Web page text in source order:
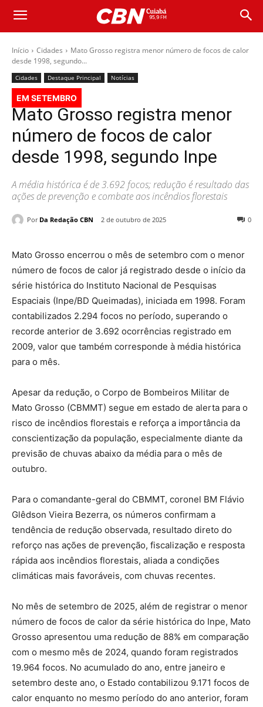
Início Cidades
Mato Grosso registra menor número de focos de calor
desde 1998, segundo...
Cidades Destaque Principal Notícias
EM SETEMBRO
Mato Grosso registra menor
número de focos de calor
desde 1998, segundo Inpe
A média histórica é de 3.692 focos; redução é resultado das
ações de prevenção e combate aos incêndios florestais
Por Da Redação CBN 2 de outubro de 2025 0
Mato Grosso encerrou o mês de setembro com o menor
número de focos de calor já registrado desde o início da
série histórica do Instituto Nacional de Pesquisas
Espaciais (Inpe/BD Queimadas), iniciada em 1998. Foram
contabilizados 2.294 focos no período, superando o
recorde anterior de 3.692 ocorrências registrado em
2009, valor que também corresponde à média histórica
para o mês.
Apesar da redução, o Corpo de Bombeiros Militar de
Mato Grosso (CBMMT) segue em estado de alerta para o
risco de incêndios florestais e reforça a importância da
conscientização da população, especialmente diante da
previsão de chuvas abaixo da média para o mês de
outubro.
Para o comandante-geral do CBMMT, coronel BM Flávio
Glêdson Vieira Bezerra, os números confirmam a
tendência de redução observada, resultado direto do
reforço nas ações de prevenção, fiscalização e resposta
rápida aos incêndios florestais, aliada a condições
climáticas mais favoráveis, com chuvas recentes.
No mês de setembro de 2025, além de registrar o menor
número de focos de calor da série histórica do Inpe, Mato
Grosso apresentou uma redução de 88% em comparação
com o mesmo mês de 2024, quando foram registrados
19.964 focos. No acumulado do ano, entre janeiro e
setembro deste ano, o Estado contabilizou 9.171 focos de
calor enquanto no mesmo período do ano anterior, foram